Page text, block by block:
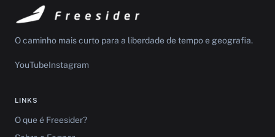
O caminho mais curto para a liberdade de tempo e geografia.
YouTubeInstagram
LINKS
O que é Freesider?